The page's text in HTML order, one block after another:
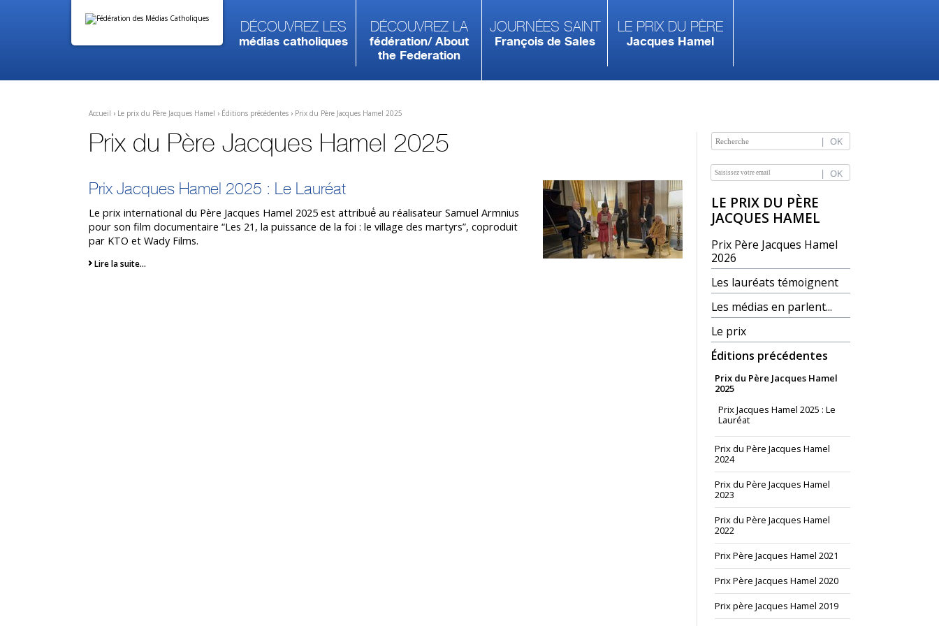
contenu.
Aller
personnels
Découvrez les
médias catholiques
Découvrez la
fédération/ About
the Federation
Journées Saint
François de Sales
Le prix du Père
Jacques Hamel
Accueil › Le prix du Père Jacques Hamel › Éditions précédentes › Prix du Père Jacques Hamel 2025
NAVIGATION
LE PRIX DU PÈRE
JACQUES HAMEL
Prix Père Jacques Hamel
2026
Les lauréats témoignent
Les médias en parlent...
Le prix
Éditions précédentes
Prix du Père Jacques Hamel
2025
Prix Jacques Hamel 2025 : Le
Lauréat
Prix du Père Jacques Hamel
2024
Prix du Père Jacques Hamel
2023
Prix du Père Jacques Hamel
2022
Prix Père Jacques Hamel 2021
Prix Père Jacques Hamel 2020
Prix père Jacques Hamel 2019
Prix du Père Jacques Hamel 2025
Prix Jacques Hamel 2025 : Le Lauréat
Le prix international du Père Jacques Hamel 2025 est attribué́ au réalisateur Samuel Armnius
pour son film documentaire “Les 21, la puissance de la foi : le village des martyrs”, coproduit
par KTO et Wady Films.
Lire la suite…